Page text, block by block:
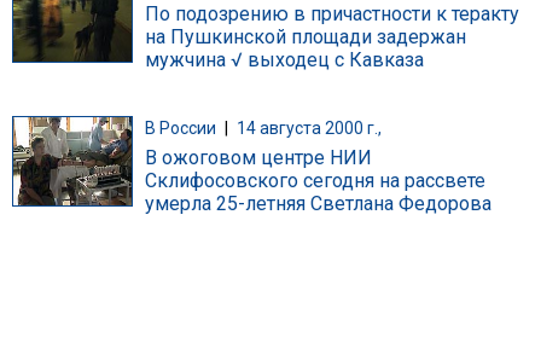
По подозрению в причастности к теракту
на Пушкинской площади задержан
мужчина √ выходец с Кавказа
В России 14 августа 2000 г.,
В ожоговом центре НИИ
Склифосовского сегодня на рассвете
умерла 25-летняя Светлана Федорова